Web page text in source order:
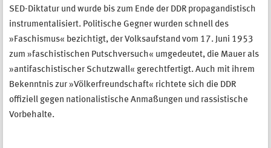
SED-Diktatur und wurde bis zum Ende der DDR propagandistisch
instrumentalisiert. Politische Gegner wurden schnell des
»Faschismus« bezichtigt, der Volksaufstand vom 17. Juni 1953
zum »faschistischen Putschversuch« umgedeutet, die Mauer als
»antifaschistischer Schutzwall« gerechtfertigt. Auch mit ihrem
Bekenntnis zur »Völkerfreundschaft« richtete sich die DDR
offiziell gegen nationalistische Anmaßungen und rassistische
Vorbehalte.